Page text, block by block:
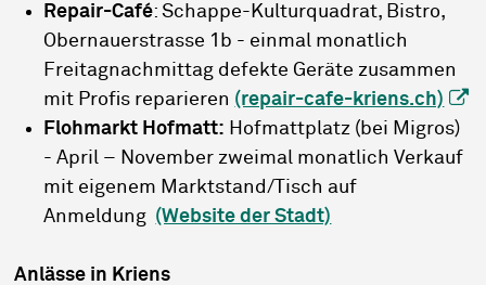
Repair-Café: Schappe-Kulturquadrat, Bistro,
Obernauerstrasse 1b - einmal monatlich
Freitagnachmittag defekte Geräte zusammen
mit Profis reparieren (repair-cafe-kriens.ch)
Flohmarkt Hofmatt: Hofmattplatz (bei Migros)
- April – November zweimal monatlich Verkauf
mit eigenem Marktstand/Tisch auf
Anmeldung (Website der Stadt)
Anlässe in Kriens